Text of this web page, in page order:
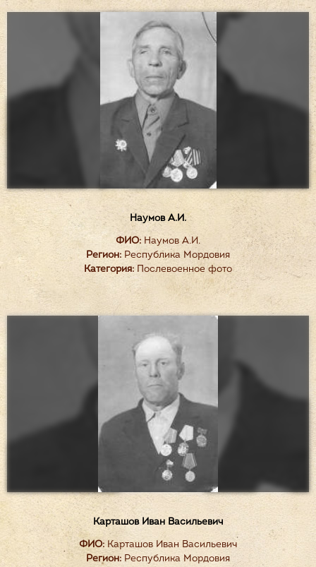
Наумов А.И.
ФИО: Наумов А.И.
Регион: Республика Мордовия
Категория:Послевоенное фото
Карташов Иван Васильевич
ФИО: Карташов Иван Васильевич
Регион: Республика Мордовия